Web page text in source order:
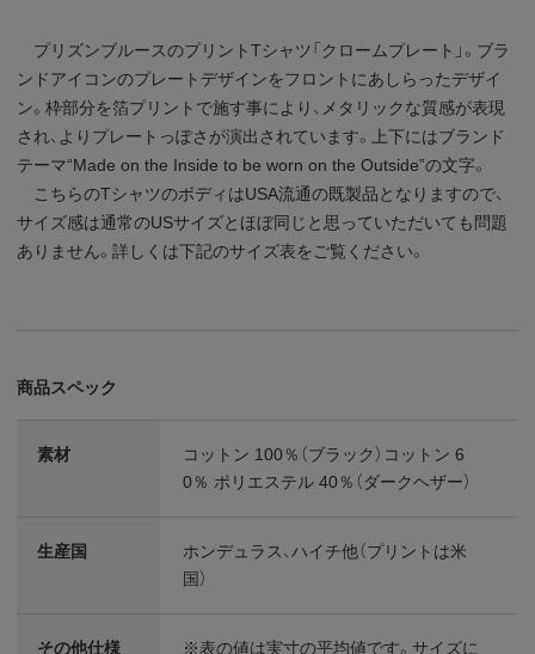
プリズンブルースのプリントTシャツ「クロームプレート」。ブラ
ンドアイコンのプレートデザインをフロントにあしらったデザイ
ン。枠部分を箔プリントで施す事により、メタリックな質感が表現
され、よりプレートっぽさが演出されています。上下にはブランド
テーマ“Made on the Inside to be worn on the Outside”の文字。
こちらのTシャツのボディはUSA流通の既製品となりますので、
サイズ感は通常のUSサイズとほぼ同じと思っていただいても問題
ありません。詳しくは下記のサイズ表をご覧ください。
商品スペック
素材
コットン 100％（ブラック）コットン 6
0％ ポリエステル 40％（ダークヘザー）
生産国
ホンデュラス、ハイチ他（プリントは米
国）
その他仕様
※表の値は実寸の平均値です。サイズに